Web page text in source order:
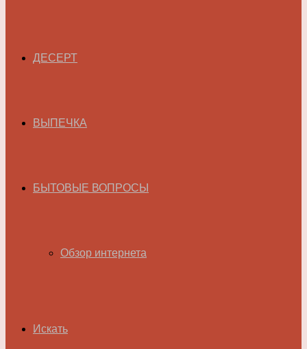
ДЕСЕРТ
ВЫПЕЧКА
БЫТОВЫЕ ВОПРОСЫ
Обзор интернета
Искать